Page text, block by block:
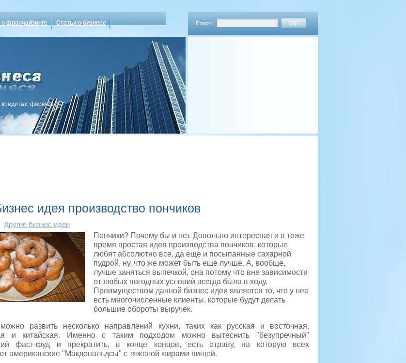
о франчайзинге
Статьи о бизнесе
Поиск:
форексе
идея производство пончиков
Другие бизнес идеи
Пончики? Почему бы и нет. Довольно интересная и в тоже
время простая идея производства пончиков, которые
любят абсолютно все, да еще и посыпанные сахарной
пудрой, ну, что же может быть еще лучше. А, вообще,
лучше заняться выпечкой, она потому что вне зависимости
от любых погодных условий всегда была в ходу.
Преимуществом данной бизнес идеи является то, что у нее
есть многочисленные клиенты, которые будут делать
большие обороты выручек.
развить несколько направлений кухни, таких как русская и восточная,
и китайская. Именно с таким подходом можно вытеснить "безупречный"
фаст-фуд и прекратить, в конце концов, есть отраву, на которую всех
американские "Макдональдсы" с тяжелой жирами пищей.